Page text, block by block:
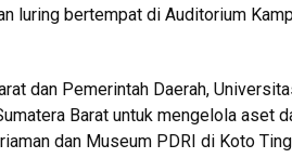
luring bertempat di Auditorium
dan Pemerintah Daerah,
Barat untuk mengelola aset
dan Museum PDRI di Koto